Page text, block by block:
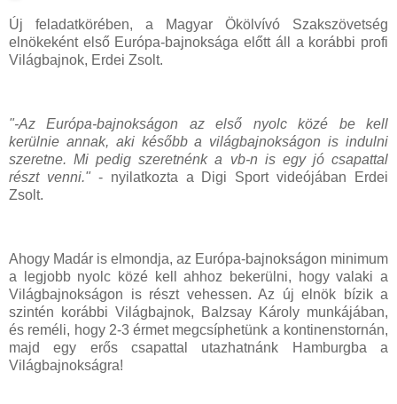
Új feladatkörében, a Magyar Ökölvívó Szakszövetség
elnökeként első Európa-bajnoksága előtt áll a korábbi profi
Világbajnok, Erdei Zsolt.
"-Az Európa-bajnokságon az első nyolc közé be kell
kerülnie annak, aki később a világbajnokságon is indulni
szeretne. Mi pedig szeretnénk a vb-n is egy jó csapattal
részt venni."- nyilatkozta a Digi Sport videójában Erdei
Zsolt.
Ahogy Madár is elmondja, az Európa-bajnokságon minimum
a legjobb nyolc közé kell ahhoz bekerülni, hogy valaki a
Világbajnokságon is részt vehessen. Az új elnök bízik a
szintén korábbi Világbajnok, Balzsay Károly munkájában,
és reméli, hogy 2-3 érmet megcsíphetünk a kontinenstornán,
majd egy erős csapattal utazhatnánk Hamburgba a
Világbajnokságra!